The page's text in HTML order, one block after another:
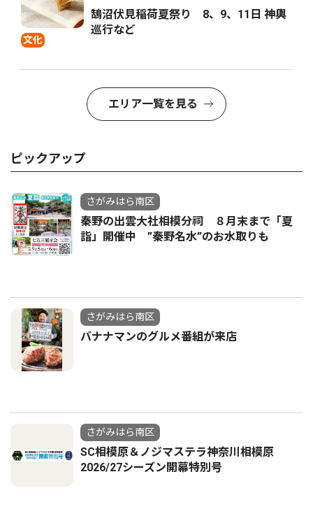
文化
鵠沼伏見稲荷夏祭り 8、9、11日 神輿
巡行など
エリア一覧を見る
ピックアップ
さがみはら南区
秦野の出雲大社相模分祠 ８月末まで「夏
詣」開催中 ”秦野名水”のお水取りも
さがみはら南区
バナナマンのグルメ番組が来店
さがみはら南区
SC相模原＆ノジマステラ神奈川相模原
2026/27シーズン開幕特別号